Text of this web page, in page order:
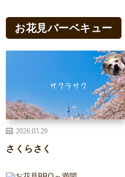
お花見バーベキュー
2026.03.29
さくらさく